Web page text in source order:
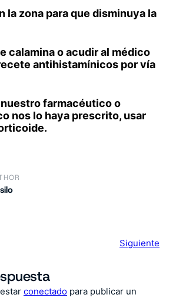
la zona para que disminuya la
calamina o acudir al médico
antihistamínicos por vía
farmacéutico o
nos lo haya prescrito, usar
Siguiente
conectado para publicar un